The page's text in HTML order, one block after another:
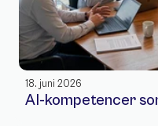
18. juni 2026
AI-kompetencer